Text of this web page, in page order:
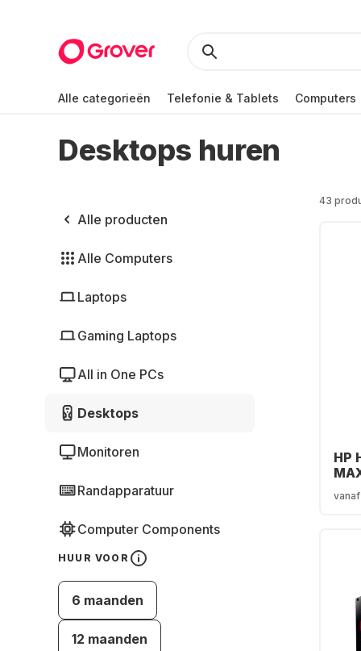
Alle categorieën Telefonie & Tablets Computers
Desktops huren
Alle producten
Alle Computers
Laptops
Gaming Laptops
All in One PCs
Desktops
Monitoren
Randapparatuur
Computer Components
HUUR VOOR
6 maanden
12 maanden
43
HP
vanaf